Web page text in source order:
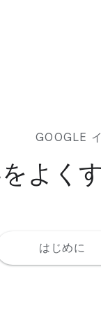
GOOGLE
よく
はじめに